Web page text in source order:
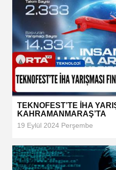
TEKNOFEST’TE İHA
KAHRAMANMARAŞ’TA
19 Eylül 2024 Perşembe